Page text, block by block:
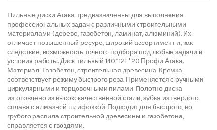
Пильные диски Атака предназначенны для выполнения
профессиональных задач с различными строительными
материалами (дерево, газобетон, ламинат, алюминий). Их
отличает повышенный ресурс, широкий ассортимент и, как
следствие, возможность точного подбора под любые задачи и
условия работы. Диск пильный 140*12T*20 Профи Атака.
Материал: Газобетон, строительная древесина. Кромка:
соответствует режиму быстрого реза. Применяется с ручными
циркулярными и торцовочными пилами. Полотно диска
изготовлено из высококачественной стали, зубья из твердого
сплава с алмазной шлифовкой. Подходит для быстрого, но
грубого распила строительной древесины и газобетона,
справляется с гвоздями.